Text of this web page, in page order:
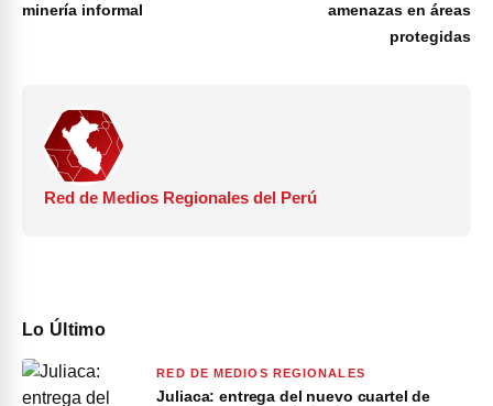
minería informal
amenazas en áreas
protegidas
Red de Medios Regionales del Perú
Lo Último
RED DE MEDIOS REGIONALES
Juliaca: entrega del nuevo cuartel de